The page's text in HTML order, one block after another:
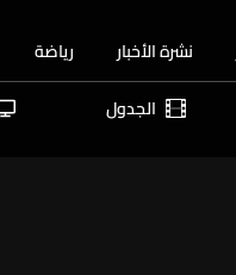
نشرة الأخبار رياضة
الجدول